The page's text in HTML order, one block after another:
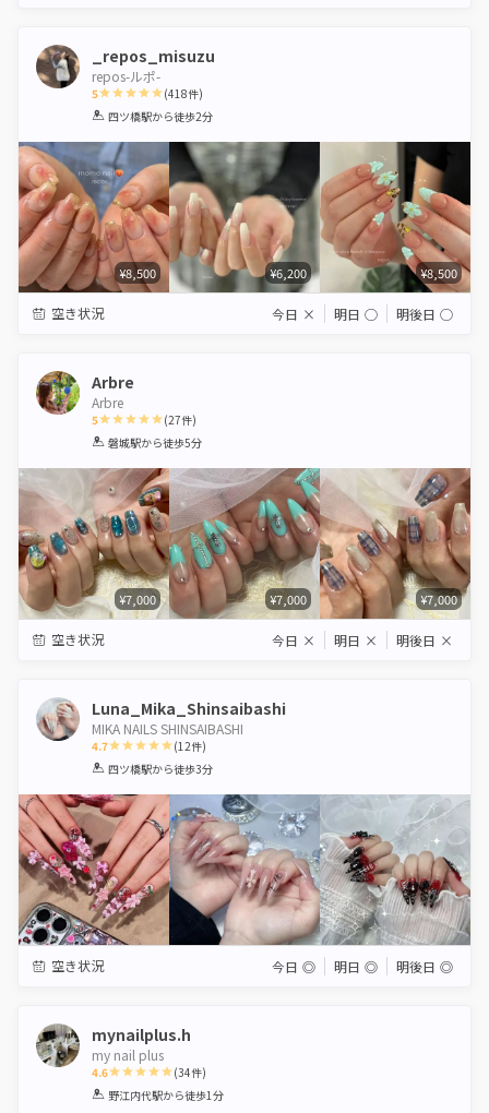
_repos_misuzu
repos-ルポ-
5
1 2 3 4 5
(418件)
四ツ橋駅から徒歩2分
¥8,500 ¥6,200 ¥8,500
空き状況 今日 × 明日 ◯ 明後日 ◯
Arbre
Arbre
5
1 2 3 4 5
(27件)
磐城駅から徒歩5分
¥7,000 ¥7,000 ¥7,000
空き状況 今日 × 明日 × 明後日 ×
Luna_Mika_Shinsaibashi
MIKA NAILS SHINSAIBASHI
4.7
1 2 3 4 5
(12件)
四ツ橋駅から徒歩3分
空き状況 今日 ◎ 明日 ◎ 明後日 ◎
mynailplus.h
my nail plus
4.6
1 2 3 4 5
(34件)
野江内代駅から徒歩1分